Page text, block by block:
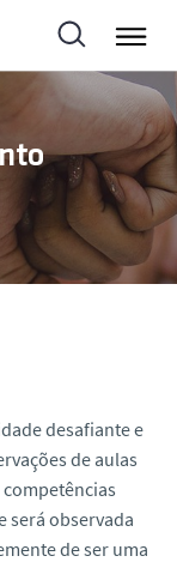
desafiante e
de aulas
será observada
de ser uma